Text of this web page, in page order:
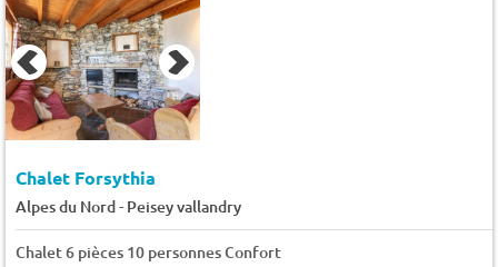
Chalet Forsythia
Alpes du Nord- Peisey vallandry
Chalet 6 pièces 10 personnes Confort